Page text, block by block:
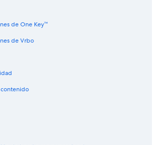
Diamante
Diamante
de One Key™
de Vrbo
contenido